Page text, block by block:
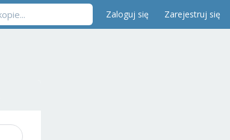
Zaloguj się Zarejestruj się